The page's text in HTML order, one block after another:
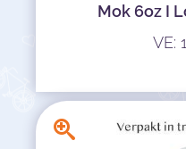
Mok 6oz I
VE: